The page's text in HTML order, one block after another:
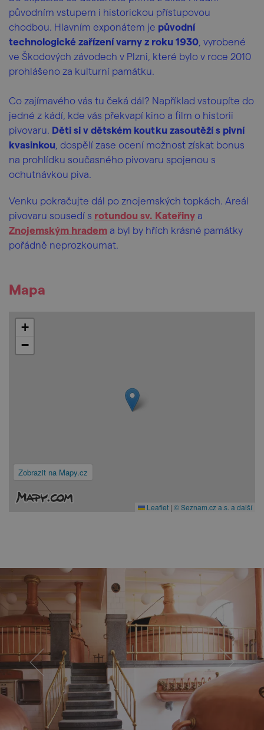
původním vstupem i historickou přístupovou
chodbou. Hlavním exponátem je původní
technologické zařízení varny z roku 1930 , vyrobené
ve Škodových závodech v Plzni, které bylo v roce 2010
prohlášeno za kulturní památku.
Co zajímavého vás tu čeká dál? Například vstoupíte do
jedné z kádí, kde vás překvapí kino a film o historii
pivovaru. Děti si v dětském koutku zasoutěží s pivní
kvasinkou , dospělí zase ocení možnost získat bonus
na prohlídku současného pivovaru spojenou s
ochutnávkou piva.
Venku pokračujte dál po znojemských topkách. Areál
pivovaru sousedí s rotundou sv. Kateřiny a
Znojemským hradem a byl by hřích krásné památky
pořádně neprozkoumat.
Mapa
Zobrazit na Mapy.cz
+
−
Leaflet | © Seznam.cz a.s. a další